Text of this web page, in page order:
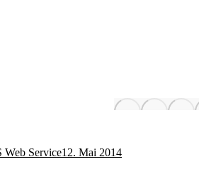
Web Service12. Mai 2014